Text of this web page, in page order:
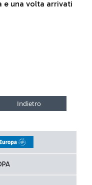
e una volta arrivati